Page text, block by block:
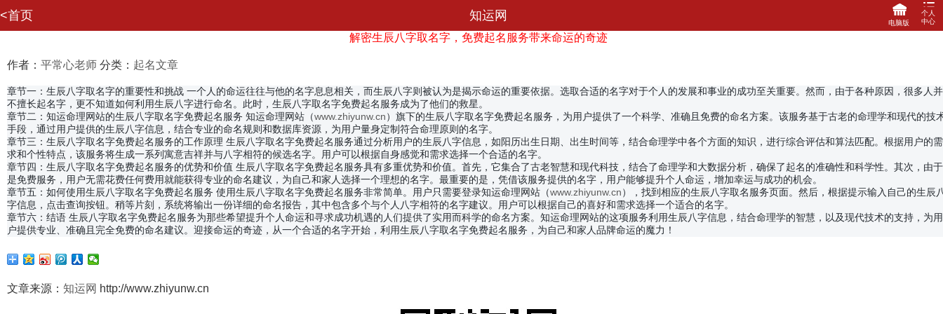
<首页 知运网
个人
中心
电脑版
网站首页
我要评价
我的信箱 我的收藏
关联登陆
我要提现
分享赚钱 财务明细 修改密码
解密生辰八字取名字，免费起名服务带来命运的奇迹
作者： 平常心老师 分类： 起名文章
章节一：生辰八字取名字的重要性和挑战 一个人的命运往往与他的名字息息相关，而生辰八字则被认为是揭示命运的重要依据。选取合适的名字对于个人的发展和事业的成功至关重要。然而，由于各种原因，很多人并
不擅长起名字，更不知道如何利用生辰八字进行命名。此时，生辰八字取名字免费起名服务成为了他们的救星。
章节二：知运命理网站的生辰八字取名字免费起名服务 知运命理网站（www.zhiyunw.cn）旗下的生辰八字取名字免费起名服务，为用户提供了一个科学、准确且免费的命名方案。该服务基于古老的命理学和现代的技
手段，通过用户提供的生辰八字信息，结合专业的命名规则和数据库资源，为用户量身定制符合命理原则的名字。
章节三：生辰八字取名字免费起名服务的工作原理 生辰八字取名字免费起名服务通过分析用户的生辰八字信息，如阳历出生日期、出生时间等，结合命理学中各个方面的知识，进行综合评估和算法匹配。根据用户的需
求和个性特点，该服务将生成一系列寓意吉祥并与八字相符的候选名字。用户可以根据自身感觉和需求选择一个合适的名字。
章节四：生辰八字取名字免费起名服务的优势和价值 生辰八字取名字免费起名服务具有多重优势和价值。首先，它集合了古老智慧和现代科技，结合了命理学和大数据分析，确保了起名的准确性和科学性。其次，由于
是免费服务，用户无需花费任何费用就能获得专业的命名建议，为自己和家人选择一个理想的名字。最重要的是，凭借该服务提供的名字，用户能够提升个人命运，增加幸运与成功的机会。
章节五：如何使用生辰八字取名字免费起名服务 使用生辰八字取名字免费起名服务非常简单。用户只需要登录知运命理网站（www.zhiyunw.cn），找到相应的生辰八字取名服务页面。然后，根据提示输入自己的生辰
字信息，点击查询按钮。稍等片刻，系统将输出一份详细的命名报告，其中包含多个与个人八字相符的名字建议。用户可以根据自己的喜好和需求选择一个适合的名字。
章节六：结语 生辰八字取名字免费起名服务为那些希望提升个人命运和寻求成功机遇的人们提供了实用而科学的命名方案。知运命理网站的这项服务利用生辰八字信息，结合命理学的智慧，以及现代技术的支持，为用
户提供专业、准确且完全免费的命名建议。迎接命运的奇迹，从一个合适的名字开始，利用生辰八字取名字免费起名服务，为自己和家人品牌命运的魔力！
文章来源： 知运网 http://www.zhiyunw.cn